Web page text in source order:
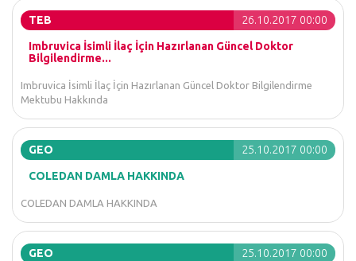
TEB 26.10.2017 00:00
Imbruvica İsimli İlaç İçin Hazırlanan Güncel Doktor
Bilgilendirme...
Imbruvica İsimli İlaç İçin Hazırlanan Güncel Doktor Bilgilendirme
Mektubu Hakkında
GEO 25.10.2017 00:00
COLEDAN DAMLA HAKKINDA
COLEDAN DAMLA HAKKINDA
GEO 25.10.2017 00:00